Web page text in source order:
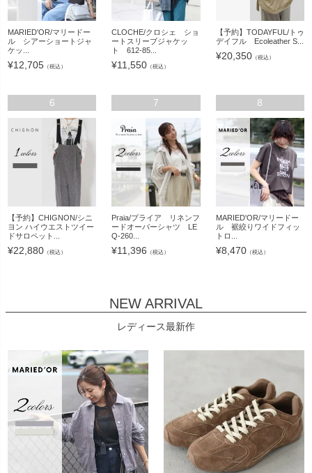
MARIED'OR/マリードー
ル シアーショートジャ
ケッ...
¥12,705 （税込）
CLOCHE/クロシェ ショ
ートスリーブジャケッ
ト 612-85...
¥11,550 （税込）
【予約】TODAYFUL/トゥ
デイフル Ecoleather S...
¥20,350（税込）
6
【予約】CHIGNON/シニ
ヨン ハイウエストツイー
ドサロペット...
¥22,880 （税込）
7
Praia/プライア リネンフ
ードオーバーシャツ LE
Q-260...
¥11,396 （税込）
8
MARIED'OR/マリードー
ル 裾絞りワイドフィッ
トロ...
¥8,470（税込）
NEW ARRIVAL
レディース最新作